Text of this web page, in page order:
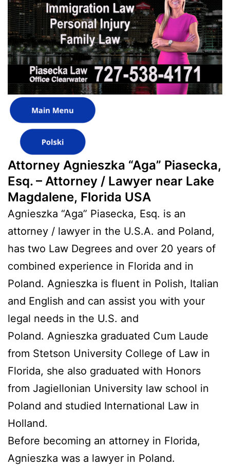
Attorney Agnieszka “Aga” Piasecka,
Esq. – Attorney / Lawyer near Lake
Magdalene, Florida USA
Agnieszka “Aga” Piasecka, Esq. is an
attorney / lawyer in the U.S.A. and Poland,
has two Law Degrees and over 20 years of
combined experience in Florida and in
Poland. Agnieszka is fluent in Polish, Italian
and English and can assist you with your
legal needs in the U.S. and
Poland. Agnieszka graduated Cum Laude
from Stetson University College of Law in
Florida, she also graduated with Honors
from Jagiellonian University law school in
Poland and studied International Law in
Holland.
Before becoming an attorney in Florida,
Agnieszka was a lawyer in Poland.